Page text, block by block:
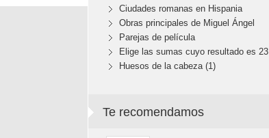
Ciudades romanas en Hispania
Obras principales de Miguel Ángel
Parejas de película
Elige las sumas cuyo resultado es 23
Huesos de la cabeza (1)
Te recomendamos